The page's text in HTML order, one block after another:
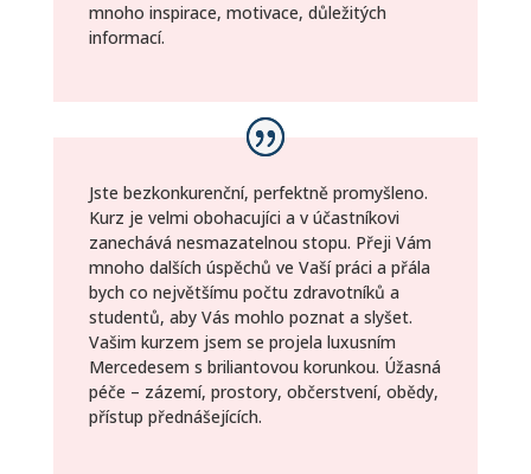
mnoho inspirace, motivace, důležitých
informací.
Jste bezkonkurenční, perfektně promyšleno.
Kurz je velmi obohacujíci a v účastníkovi
zanechává nesmazatelnou stopu. Přeji Vám
mnoho dalších úspěchů ve Vaší práci a přála
bych co největšímu počtu zdravotníků a
studentů, aby Vás mohlo poznat a slyšet.
Vašim kurzem jsem se projela luxusním
Mercedesem s briliantovou korunkou. Úžasná
péče – zázemí, prostory, občerstvení, obědy,
přístup přednášejících.